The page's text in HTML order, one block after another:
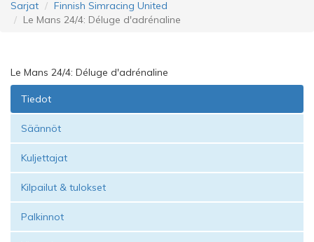
Sarjat
Finnish Simracing United
Le Mans 24/4: Déluge d'adrénaline
Le Mans 24/4: Déluge d'adrénaline
Tiedot
Säännöt
Kuljettajat
Kilpailut & tulokset
Palkinnot